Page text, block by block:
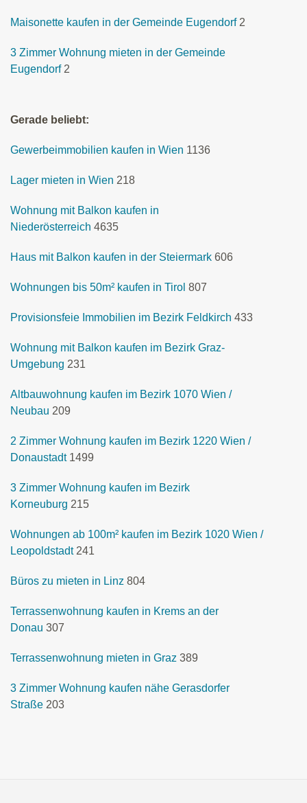
Maisonette kaufen in der Gemeinde Eugendorf 2
3 Zimmer Wohnung mieten in der Gemeinde
Eugendorf 2
Gerade beliebt:
Gewerbeimmobilien kaufen in Wien 1136
Lager mieten in Wien 218
Wohnung mit Balkon kaufen in
Niederösterreich 4635
Haus mit Balkon kaufen in der Steiermark 606
Wohnungen bis 50m² kaufen in Tirol 807
Provisionsfeie Immobilien im Bezirk Feldkirch 433
Wohnung mit Balkon kaufen im Bezirk Graz-
Umgebung 231
Altbauwohnung kaufen im Bezirk 1070 Wien /
Neubau 209
2 Zimmer Wohnung kaufen im Bezirk 1220 Wien /
Donaustadt 1499
3 Zimmer Wohnung kaufen im Bezirk
Korneuburg 215
Wohnungen ab 100m² kaufen im Bezirk 1020 Wien /
Leopoldstadt 241
Büros zu mieten in Linz 804
Terrassenwohnung kaufen in Krems an der
Donau 307
Terrassenwohnung mieten in Graz 389
3 Zimmer Wohnung kaufen nähe Gerasdorfer
Straße 203